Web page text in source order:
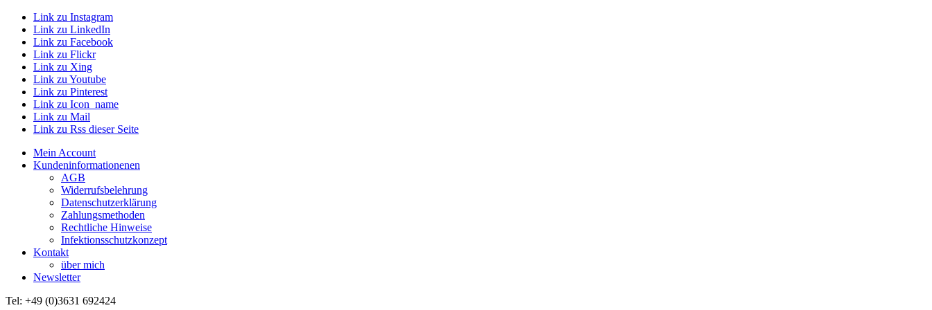
Link zu Instagram
Link zu LinkedIn
Link zu Facebook
Link zu Flickr
Link zu Xing
Link zu Youtube
Link zu Pinterest
Link zu Icon_name
Link zu Mail
Link zu Rss dieser Seite
Mein Account
Kundeninformationenen
AGB
Widerrufsbelehrung
Datenschutzerklärung
Zahlungsmethoden
Rechtliche Hinweise
Infektionsschutzkonzept
Kontakt
über mich
Newsletter
Tel: +49 (0)3631 692424